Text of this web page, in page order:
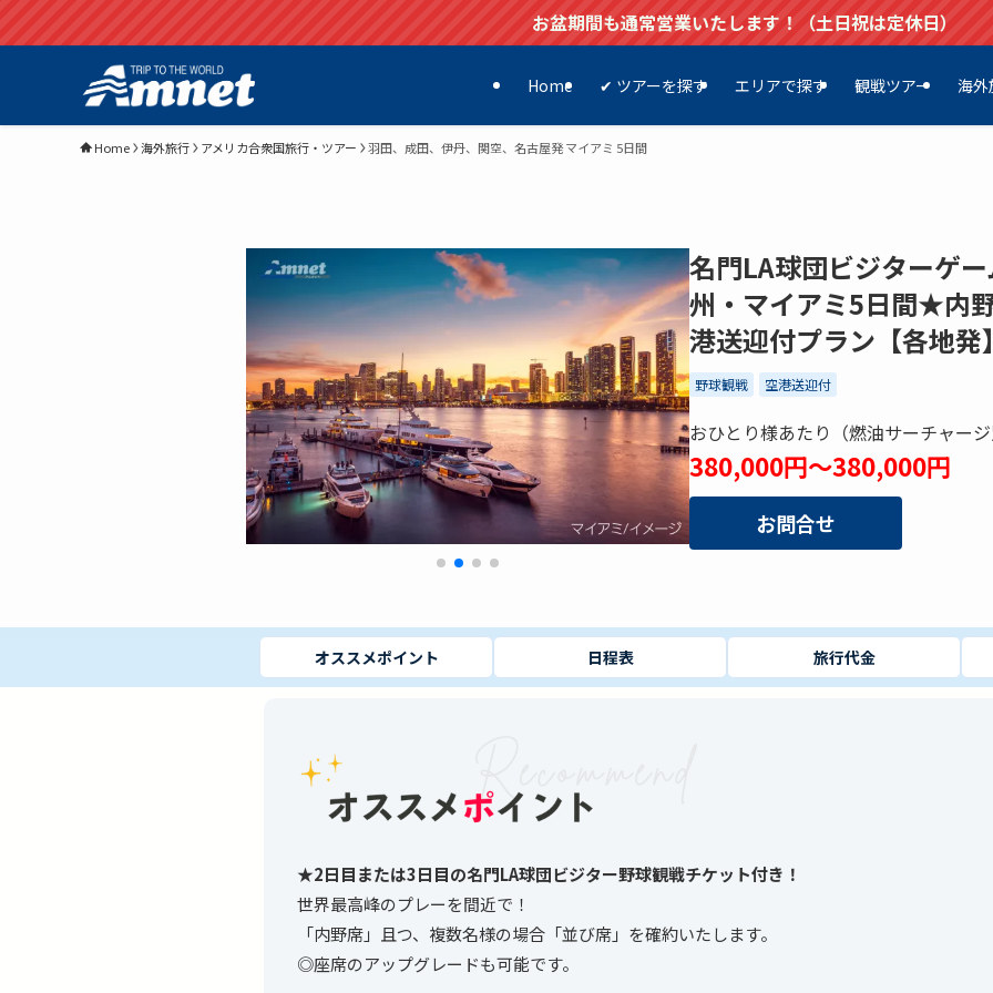
お盆期間も通常営業いたします！（土日祝は定休日）
Home ✔ ツアーを探す エリアで探す 観戦ツアー 海外
Home 海外旅行 アメリカ合衆国旅行・ツアー 羽田、成田、伊丹、関空、名古屋発 マイアミ 5日間
名門LA球団ビジターゲ
州・マイアミ5日間★内
港送迎付プラン【各地発
野球観戦 空港送迎付
おひとり様あたり（燃油サーチャー
380,000円～380,000円
お問合せ
オススメポイント 日程表 旅行代金
★2日目または3日目の名門LA球団ビジター野球観戦チケット付き！
世界最高峰のプレーを間近で！
「内野席」且つ、複数名様の場合「並び席」を確約いたします。
◎座席のアップグレードも可能です。